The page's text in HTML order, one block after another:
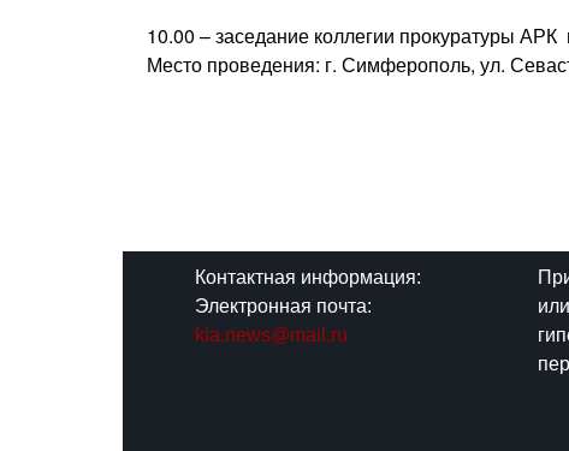
10.00 – заседание коллегии прокуратуры
Место проведения: г. Симферополь, ул.
Контактная информация:
Электронная почта:
kia.news@mail.ru